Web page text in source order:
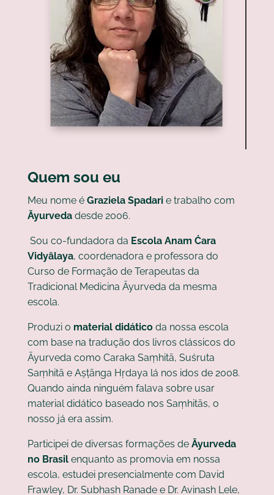
Quem sou eu
Meu nome é Graziela Spadarie trabalho com
Āyurvedadesde 2006.
Sou co-fundadora da Escola Anam Ċara
Vidyālaya, coordenadora e professora do
Curso de Formação de Terapeutas da
Tradicional Medicina Āyurveda da mesma
escola.
Produzi o material didáticoda nossa escola
com base na tradução dos livros clássicos do
Āyurveda como Caraka Saṃhitā, Suśruta
Saṃhitā e Aṣṭānga Hṛdaya lá nos idos de 2008.
Quando ainda ninguém falava sobre usar
material didático baseado nos Saṃhitās, o
nosso já era assim.
Participei de diversas formações de Āyurveda
no Brasilenquanto as promovia em nossa
escola, estudei presencialmente com David
Frawley, Dr. Subhash Ranade e Dr. Avinash Lele,